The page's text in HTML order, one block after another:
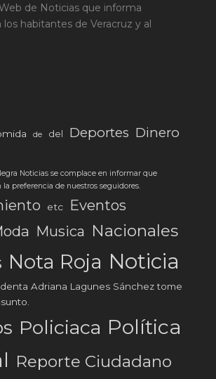
de Noticias que informa
habitantes de Veracruz y al
de del Deportes Dinero
Noticias se complace en informar que
preferencia de nuestros seguidores.
etc Eventos
Musica Nacionales
Nota Roja Noticia
Adriana Lagunes Sánchez tome
Policiaca Política
Reporte Ciudadano